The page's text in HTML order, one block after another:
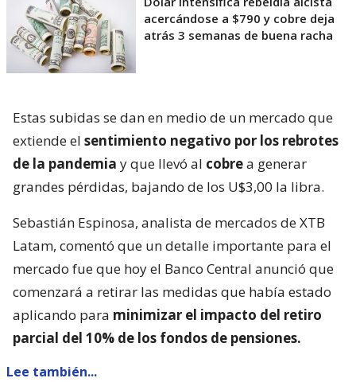
acercándose a $790 y cobre deja
atrás 3 semanas de buena racha
Estas subidas se dan en medio de un mercado que
extiende el sentimiento negativo por los rebrotes
de la pandemia y que llevó al cobrea generar
grandes pérdidas, bajando de los U$3,00 la libra.
Sebastián Espinosa, analista de mercados de XTB
Latam, comentó que un detalle importante para el
mercado fue que hoy el Banco Central anunció que
comenzará a retirar las medidas que había estado
aplicando para minimizar el impacto del retiro
parcial del 10% de los fondos de pensiones.
Lee también...